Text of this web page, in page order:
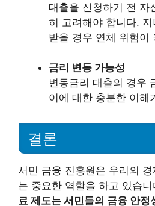
대출을 신청하기 전 자
히 고려해야 합니다.
받을 경우 연체 위험이
금리 변동 가능성
변동금리 대출의 경우
이에 대한 충분한 이해
결론
서민 금융 진흥원은 우리의
는 중요한 역할을 하고 있습니
료 제도는 서민들의 금융 안정